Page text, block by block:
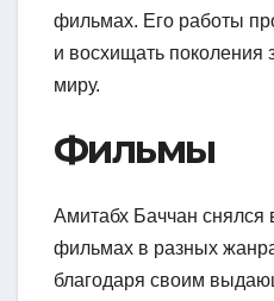
фильмах. Его работы
и восхищать поколения
миру.
Фильмы
Амитабх Баччан снялся
фильмах в разных
благодаря своим